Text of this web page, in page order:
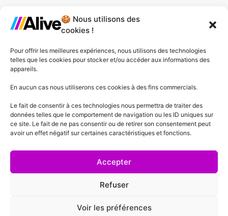
🍪 Nous utilisons des
cookies !
Pour offrir les meilleures expériences, nous utilisons des technologies
telles que les cookies pour stocker et/ou accéder aux informations des
appareils.
En aucun cas nous utiliserons ces cookies à des fins commercials.
Le fait de consentir à ces technologies nous permettra de traiter des
données telles que le comportement de navigation ou les ID uniques sur
ce site. Le fait de ne pas consentir ou de retirer son consentement peut
avoir un effet négatif sur certaines caractéristiques et fonctions.
Accepter
Refuser
Voir les préférences
Agence de Lille
Agence de Plessis-Pâté
Agence d'Angers
Agence de Lyon
Agence de Cannes